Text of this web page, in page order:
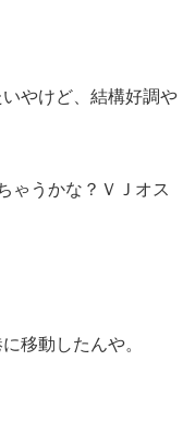
やけど、結構好調や
ゃうかな？ＶＪオス
移動したんや。